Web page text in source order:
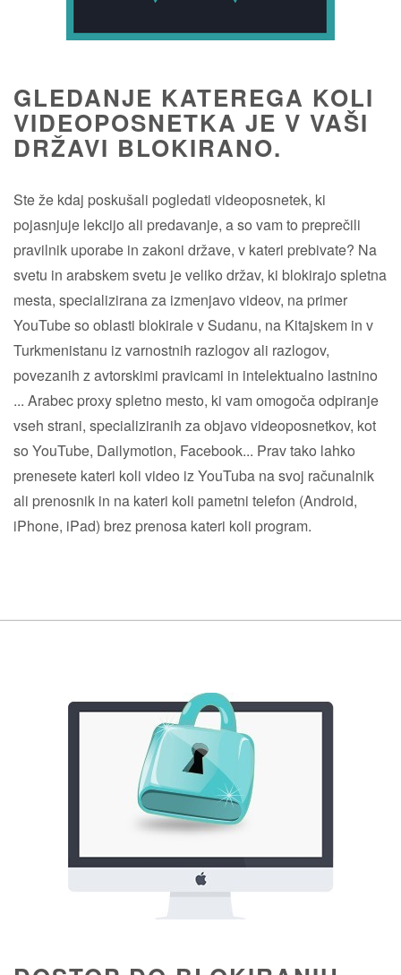
GLEDANJE KATEREGA KOLI
VIDEOPOSNETKA JE V VAŠI
DRŽAVI BLOKIRANO.
Ste že kdaj poskušali pogledati videoposnetek, ki
pojasnjuje lekcijo ali predavanje, a so vam to preprečili
pravilnik uporabe in zakoni države, v kateri prebivate? Na
svetu in arabskem svetu je veliko držav, ki blokirajo spletna
mesta, specializirana za izmenjavo videov, na primer
YouTube so oblasti blokirale v Sudanu, na Kitajskem in v
Turkmenistanu iz varnostnih razlogov ali razlogov,
povezanih z avtorskimi pravicami in intelektualno lastnino
... Arabec proxy spletno mesto, ki vam omogoča odpiranje
vseh strani, specializiranih za objavo videoposnetkov, kot
so YouTube, Dailymotion, Facebook... Prav tako lahko
prenesete kateri koli video iz YouTuba na svoj računalnik
ali prenosnik in na kateri koli pametni telefon (Android,
iPhone, iPad) brez prenosa kateri koli program.